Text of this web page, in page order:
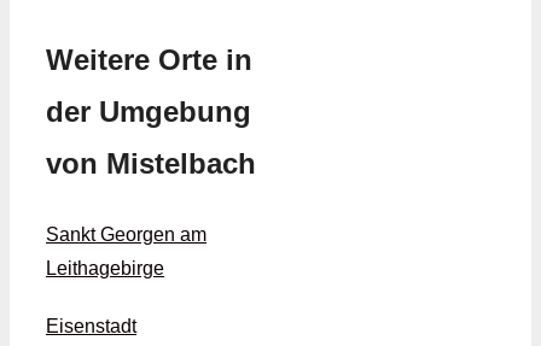
Weitere Orte in
der Umgebung
von Mistelbach
Sankt Georgen am
Leithagebirge
Eisenstadt